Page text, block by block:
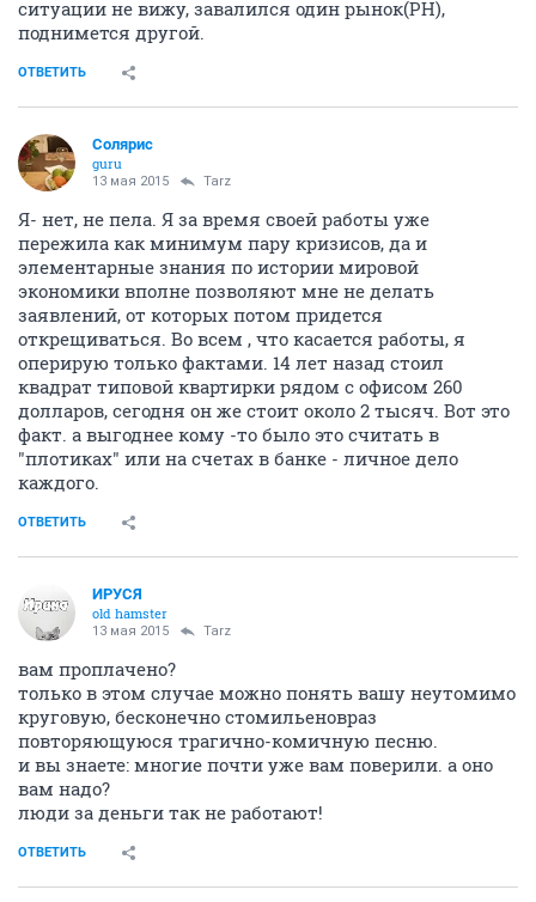
ситуации не вижу, завалился один рынок(РН),
поднимется другой.
ОТВЕТИТЬ
Солярис
guru
13 мая 2015 Tarz
Я- нет, не пела. Я за время своей работы уже
пережила как минимум пару кризисов, да и
элементарные знания по истории мировой
экономики вполне позволяют мне не делать
заявлений, от которых потом придется
открещиваться. Во всем , что касается работы, я
оперирую только фактами. 14 лет назад стоил
квадрат типовой квартирки рядом с офисом 260
долларов, сегодня он же стоит около 2 тысяч. Вот это
факт. а выгоднее кому -то было это считать в
"плотиках" или на счетах в банке - личное дело
каждого.
ОТВЕТИТЬ
ИРУСЯ
old hamster
13 мая 2015 Tarz
вам проплачено?
только в этом случае можно понять вашу неутомимо
круговую, бесконечно стомильеновраз
повторяющуюся трагично-комичную песню.
и вы знаете: многие почти уже вам поверили. а оно
вам надо?
люди за деньги так не работают!
ОТВЕТИТЬ